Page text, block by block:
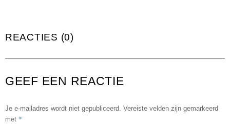
REACTIES (0)
GEEF EEN REACTIE
Je e-mailadres wordt niet gepubliceerd. Vereiste velden zijn gemarkeerd
met *